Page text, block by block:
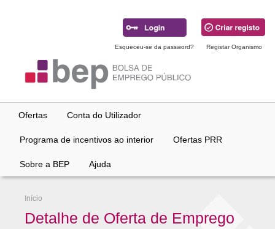
Esqueceu-se da password? Registar Organismo
Ofertas Conta do Utilizador
Programa de incentivos ao interior Ofertas PRR
Sobre a BEP Ajuda
Início
Detalhe de Oferta de Emprego